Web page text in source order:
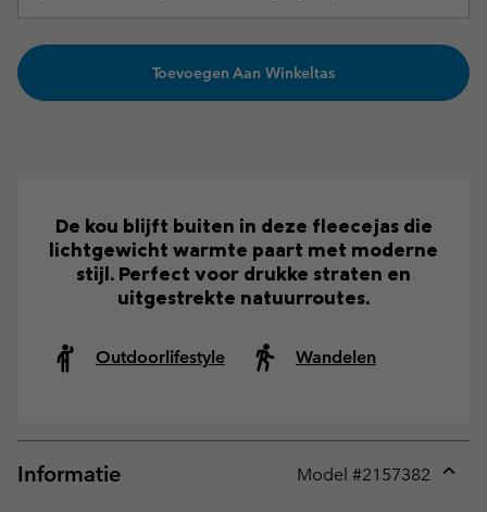
Toevoegen Aan Winkeltas
De kou blijft buiten in deze fleecejas die
lichtgewicht warmte paart met moderne
stijl. Perfect voor drukke straten en
uitgestrekte natuurroutes.
Outdoorlifestyle Wandelen
Informatie Model #2157382